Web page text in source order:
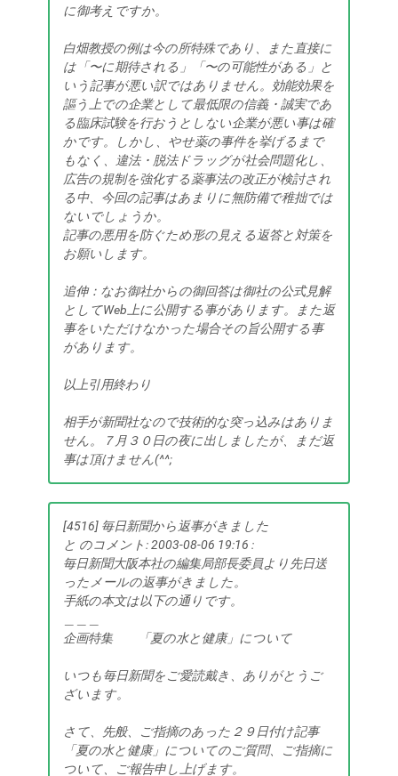
に御考えですか。
白畑教授の例は今の所特殊であり、また直接に
は「〜に期待される」「〜の可能性がある」と
いう記事が悪い訳ではありません。効能効果を
謳う上での企業として最低限の信義・誠実であ
る臨床試験を行おうとしない企業が悪い事は確
かです。しかし、やせ薬の事件を挙げるまで
もなく、違法・脱法ドラッグが社会問題化し、
広告の規制を強化する薬事法の改正が検討され
る中、今回の記事はあまりに無防備で稚拙では
ないでしょうか。
記事の悪用を防ぐため形の見える返答と対策を
お願いします。
追伸：なお御社からの御回答は御社の公式見解
としてWeb上に公開する事があります。また返
事をいただけなかった場合その旨公開する事
があります。
以上引用終わり
相手が新聞社なので技術的な突っ込みはありま
せん。７月３０日の夜に出しましたが、まだ返
事は頂けません(^^;
[4516] 毎日新聞から返事がきました
と のコメント: 2003-08-06 19:16 :
毎日新聞大阪本社の編集局部長委員より先日送
ったメールの返事がきました。
手紙の本文は以下の通りです。
企画特集 「夏の水と健康」について
いつも毎日新聞をご愛読戴き、ありがとうご
ざいます。
さて、先般、ご指摘のあった２９日付け記事
「夏の水と健康」についてのご質問、ご指摘に
ついて、ご報告申し上げます。